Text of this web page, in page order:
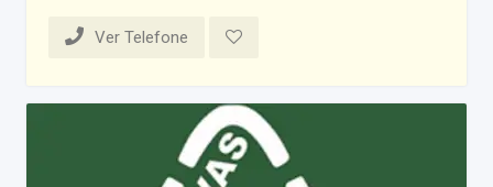
Ver Telefone